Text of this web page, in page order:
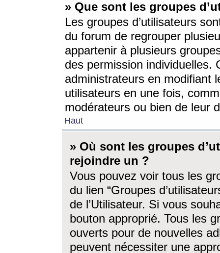
» Que sont les groupes
Les groupes d’utilisateurs
du forum de regrouper
appartenir à plusieurs
des permission individuelles.
administrateurs en modifiant
utilisateurs en une fois,
modérateurs ou bien de leur
Haut
» Où sont les groupes
rejoindre un ?
Vous pouvez voir tous les
du lien “Groupes
de l’Utilisateur. Si vous
bouton approprié. Tous les
ouverts pour de nouvelles
peuvent nécessiter une